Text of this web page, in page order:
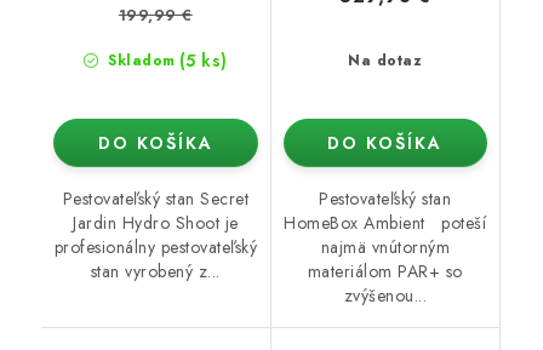
Skladom (5 ks)
199,99 €
DO KOŠÍKA
Pestovateľský stan Secret
Jardin Hydro Shoot je
profesionálny pestovateľský
stan vyrobený z...
Na dotaz
DO KOŠÍKA
Pestovateľský stan
HomeBox Ambient poteší
najmä vnútorným
materiálom PAR+ so
zvýšenou...